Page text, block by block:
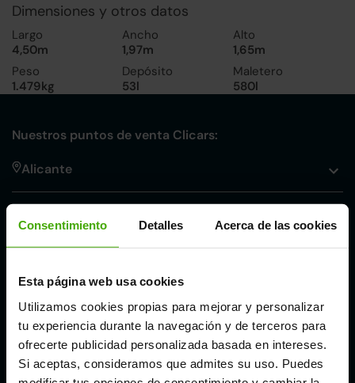
Consentimiento Detalles Acerca de las cookies
Esta página web usa cookies
Utilizamos cookies propias para mejorar y personalizar
tu experiencia durante la navegación y de terceros para
ofrecerte publicidad personalizada basada en intereses.
Si aceptas, consideramos que admites su uso. Puedes
Dimensiones y otros datos
Largo
4,50m
Ancho
1,97m
Alto
1,65m
Peso
1.479kg
Depósito
53l
Maletero
580l
Nuestros puntos de venta Clicars:
Alicante
Córdoba
Málaga
Valencia